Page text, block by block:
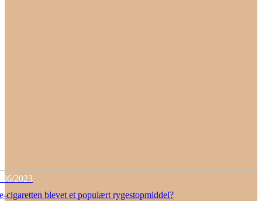
06/2023
cigaretten blevet et populært rygestopmiddel?